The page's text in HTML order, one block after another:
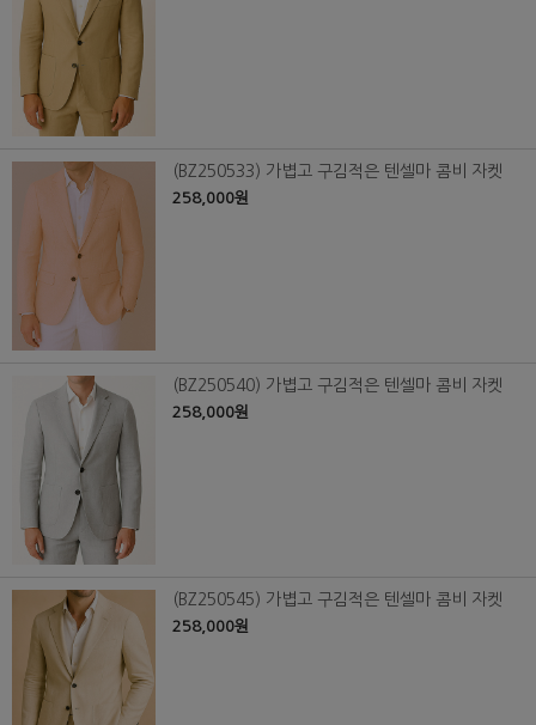
(BZ250533) 가볍고 구김적은 텐셀마 콤비 자켓
258,000원
(BZ250540) 가볍고 구김적은 텐셀마 콤비 자켓
258,000원
(BZ250545) 가볍고 구김적은 텐셀마 콤비 자켓
258,000원